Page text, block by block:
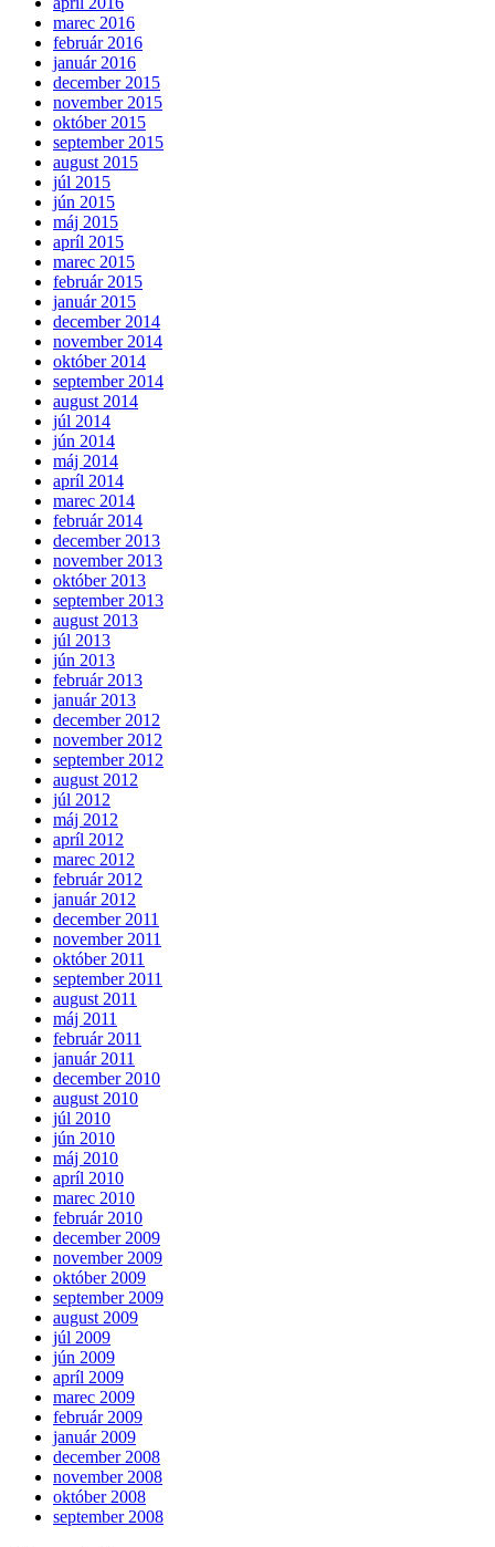
marec 2016
február 2016
január 2016
december 2015
november 2015
október 2015
september 2015
august 2015
júl 2015
jún 2015
máj 2015
apríl 2015
marec 2015
február 2015
január 2015
december 2014
november 2014
október 2014
september 2014
august 2014
júl 2014
jún 2014
máj 2014
apríl 2014
marec 2014
február 2014
december 2013
november 2013
október 2013
september 2013
august 2013
júl 2013
jún 2013
február 2013
január 2013
december 2012
november 2012
september 2012
august 2012
júl 2012
máj 2012
apríl 2012
marec 2012
február 2012
január 2012
december 2011
november 2011
október 2011
september 2011
august 2011
máj 2011
február 2011
január 2011
december 2010
august 2010
júl 2010
jún 2010
máj 2010
apríl 2010
marec 2010
február 2010
december 2009
november 2009
október 2009
september 2009
august 2009
júl 2009
jún 2009
apríl 2009
marec 2009
február 2009
január 2009
december 2008
november 2008
október 2008
september 2008